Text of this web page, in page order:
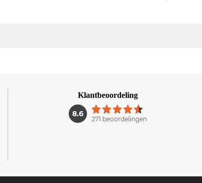
Klantbeoordeling
8.6 1
271 beoordelingen